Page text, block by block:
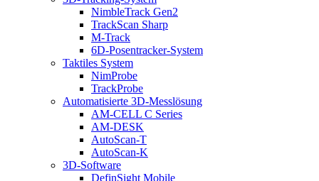
NimbleTrack Gen2
TrackScan Sharp
M-Track
6D-Posentracker-System
Taktiles System
NimProbe
TrackProbe
Automatisierte 3D-Messlösung
AM-CELL C Series
AM-DESK
AutoScan-T
AutoScan-K
3D-Software
DefinSight Mobile